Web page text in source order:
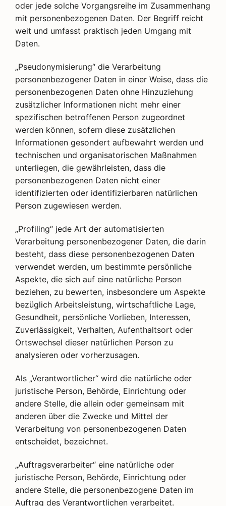
oder jede solche Vorgangsreihe im Zusammenhang
mit personenbezogenen Daten. Der Begriff reicht
weit und umfasst praktisch jeden Umgang mit
Daten.
„Pseudonymisierung“ die Verarbeitung
personenbezogener Daten in einer Weise, dass die
personenbezogenen Daten ohne Hinzuziehung
zusätzlicher Informationen nicht mehr einer
spezifischen betroffenen Person zugeordnet
werden können, sofern diese zusätzlichen
Informationen gesondert aufbewahrt werden und
technischen und organisatorischen Maßnahmen
unterliegen, die gewährleisten, dass die
personenbezogenen Daten nicht einer
identifizierten oder identifizierbaren natürlichen
Person zugewiesen werden.
„Profiling“ jede Art der automatisierten
Verarbeitung personenbezogener Daten, die darin
besteht, dass diese personenbezogenen Daten
verwendet werden, um bestimmte persönliche
Aspekte, die sich auf eine natürliche Person
beziehen, zu bewerten, insbesondere um Aspekte
bezüglich Arbeitsleistung, wirtschaftliche Lage,
Gesundheit, persönliche Vorlieben, Interessen,
Zuverlässigkeit, Verhalten, Aufenthaltsort oder
Ortswechsel dieser natürlichen Person zu
analysieren oder vorherzusagen.
Als „Verantwortlicher“ wird die natürliche oder
juristische Person, Behörde, Einrichtung oder
andere Stelle, die allein oder gemeinsam mit
anderen über die Zwecke und Mittel der
Verarbeitung von personenbezogenen Daten
entscheidet, bezeichnet.
„Auftragsverarbeiter“ eine natürliche oder
juristische Person, Behörde, Einrichtung oder
andere Stelle, die personenbezogene Daten im
Auftrag des Verantwortlichen verarbeitet.